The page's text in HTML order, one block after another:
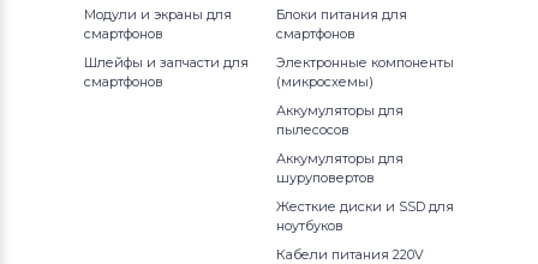
Блоки питания для мониторов
Epson
Блоки питания для мониторов
Блоки питания для мониторов
Модули и экраны для
смартфонов
Шлейфы и запчасти для
смартфонов
Блоки питания для
смартфонов
Электронные компоненты
(микросхемы)
Аккумуляторы для
пылесосов
Аккумуляторы для
шуруповертов
Жесткие диски и SSD для
ноутбуков
Кабели питания 220V